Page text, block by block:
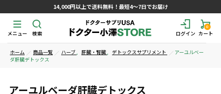
14,000円以上で送料無料！最短4～7日でお届け
ログイン
0
カート
検索
メニュー
ホーム 商品一覧 ハーブ, 肝臓・腎臓, デトックスサプリメント
アーユルベー
ダ肝臓デトックス
アーユルベーダ肝臓デトックス